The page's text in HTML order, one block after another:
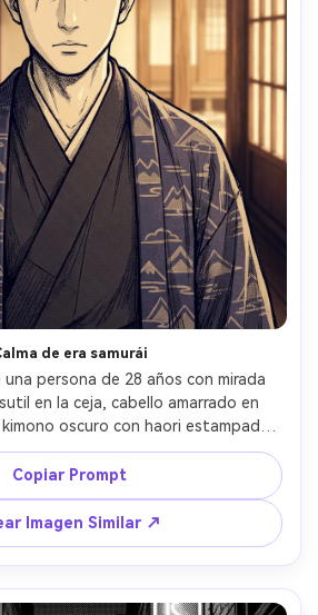
de era samurái
persona de 28 años con mirada
en la ceja, cabello amarrado en
oscuro con haori estampado,
madera tradicional, luz cálida de
de tinta fuertes, screentone
de tela, acentos de color
de busto, mood estoico,
alto detalle, sin texto, lente
de campo --ar 4:5
Copiar Prompt
Imagen Similar ↗